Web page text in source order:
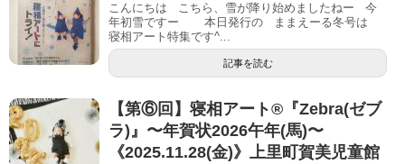
こんにちは こちら、雪が降り始めましたねー 今
年初雪ですー 本日発行の ままえーる冬号は
寝相アート特集です^...
記事を読む
【第⑥回】寝相アート®︎『Zebra(ゼブ
ラ)』〜年賀状2026午年(馬)〜
《2025.11.28(金)》上里町賀美児童館